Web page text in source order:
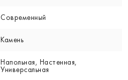
Современный
Камень
Напольная, Настенная,
Универсальная